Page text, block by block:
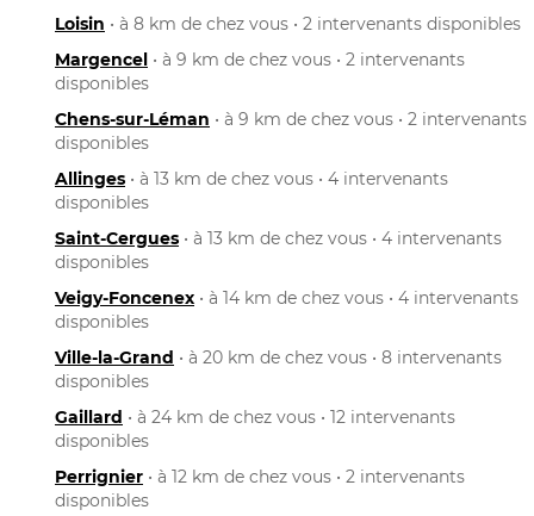
Loisin • à 8 km de chez vous • 2 intervenants disponibles
Margencel • à 9 km de chez vous • 2 intervenants
disponibles
Chens-sur-Léman • à 9 km de chez vous • 2 intervenants
disponibles
Allinges • à 13 km de chez vous • 4 intervenants
disponibles
Saint-Cergues • à 13 km de chez vous • 4 intervenants
disponibles
Veigy-Foncenex • à 14 km de chez vous • 4 intervenants
disponibles
Ville-la-Grand • à 20 km de chez vous • 8 intervenants
disponibles
Gaillard • à 24 km de chez vous • 12 intervenants
disponibles
Perrignier • à 12 km de chez vous • 2 intervenants
disponibles